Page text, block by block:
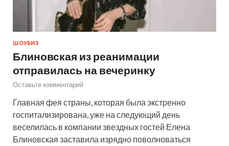
ШОУБИЗ
Блиновская из реанимации
отправилась на вечеринку
Оставьте комментарий
Главная фея страны, которая была экстренно
госпитализирована, уже на следующий день
веселилась в компании звездных гостей Елена
Блиновская заставила изрядно поволноваться